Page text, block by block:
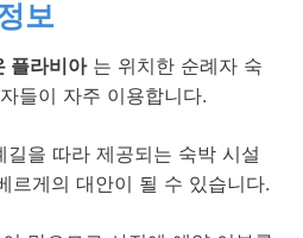
보
플라비아는 위치한 순례자 숙
들이 자주 이용합니다.
을 따라 제공되는 숙박 시설
르게의 대안이 될 수 있습니다.